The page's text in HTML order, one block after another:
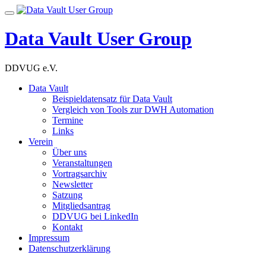
Skip
content
Toggle
Data Vault User Group
DDVUG e.V.
Data Vault
Beispieldatensatz für Data Vault
Vergleich von Tools zur DWH Automation
Termine
Links
Verein
Über uns
Veranstaltungen
Vortragsarchiv
Newsletter
Satzung
Mitgliedsantrag
DDVUG bei LinkedIn
Kontakt
Impressum
Datenschutzerklärung